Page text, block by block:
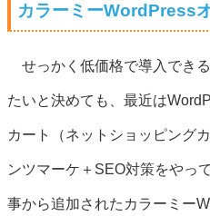
カラーミーWordPress
せっかく低価格で導入でき
たいと決めても、最近は
カート（ネットショッピング
ンツマーケ＋SEO対策をやっ
事から追加されたカラーミー